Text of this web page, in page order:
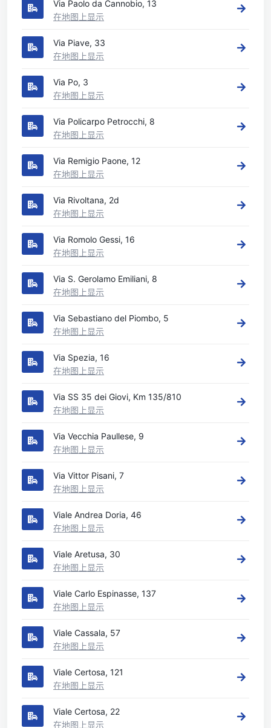
Via Paolo da Cannobio, 13
在地图上显示
Via Piave, 33
在地图上显示
Via Po, 3
在地图上显示
Via Policarpo Petrocchi, 8
在地图上显示
Via Remigio Paone, 12
在地图上显示
Via Rivoltana, 2d
在地图上显示
Via Romolo Gessi, 16
在地图上显示
Via S. Gerolamo Emiliani, 8
在地图上显示
Via Sebastiano del Piombo, 5
在地图上显示
Via Spezia, 16
在地图上显示
Via SS 35 dei Giovi, Km 135/810
在地图上显示
Via Vecchia Paullese, 9
在地图上显示
Via Vittor Pisani, 7
在地图上显示
Viale Andrea Doria, 46
在地图上显示
Viale Aretusa, 30
在地图上显示
Viale Carlo Espinasse, 137
在地图上显示
Viale Cassala, 57
在地图上显示
Viale Certosa, 121
在地图上显示
Viale Certosa, 22
在地图上显示